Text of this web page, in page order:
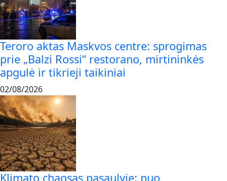
Teroro aktas Maskvos centre: sprogimas
prie „Balzi Rossi“ restorano, mirtininkės
apgulė ir tikrieji taikiniai
02/08/2026
Klimato chaosas pasaulyje: nuo